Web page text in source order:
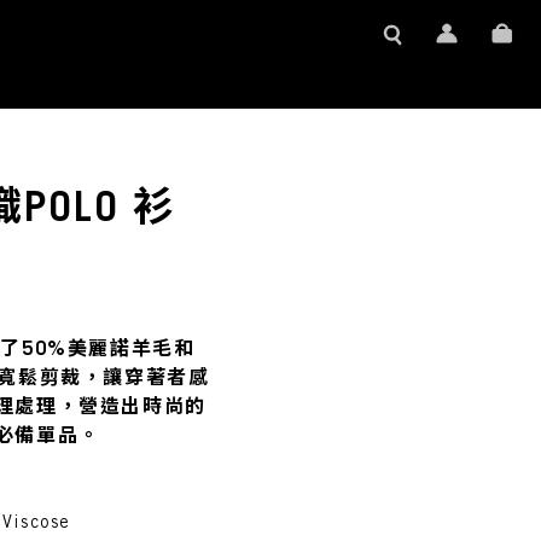
POLO 衫
了50%美麗諾羊毛和
鬆剪裁，讓穿著者感
處理，營造出時尚的
備單品。